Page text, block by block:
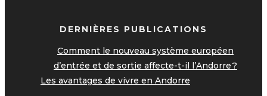
DERNIÈRES PUBLICATIONS
Comment le nouveau système européen
d’entrée et de sortie affecte-t-il l’Andorre ?
Les avantages de vivre en Andorre